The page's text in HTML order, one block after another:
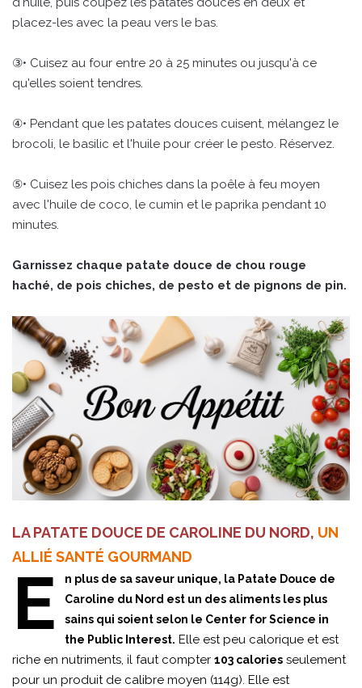
placez-les avec la peau vers le bas.
③• Cuisez au four entre 20 à 25 minutes ou jusqu'à ce
qu'elles soient tendres.
④• Pendant que les patates douces cuisent, mélangez le
brocoli, le basilic et l'huile pour créer le pesto. Réservez.
⑤• Cuisez les pois chiches dans la poêle à feu moyen
avec l'huile de coco, le cumin et le paprika pendant 10
minutes.
Garnissez chaque patate douce de chou rouge
haché, de pois chiches, de pesto et de pignons de pin.
LA PATATE DOUCE DE CAROLINE DU NORD, UN
ALLIÉ SANTÉ GOURMAND
E
n plus de sa saveur unique, la Patate Douce de
Caroline du Nord est un des aliments les plus
sains qui soient selon le Center for Science in
the Public Interest. Elle est peu calorique et est
riche en nutriments, il faut compter 103 calories seulement
pour un produit de calibre moyen (114g). Elle est